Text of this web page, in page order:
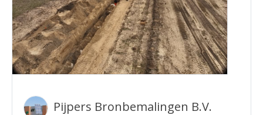
Pijpers Bronbemalingen B.V.